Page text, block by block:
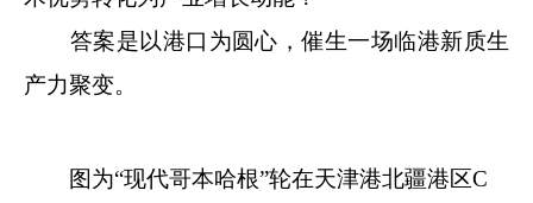
答案是以港口为圆心，催生一场临港新质生
产力聚变。
图为“现代哥本哈根”轮在天津港北疆港区C